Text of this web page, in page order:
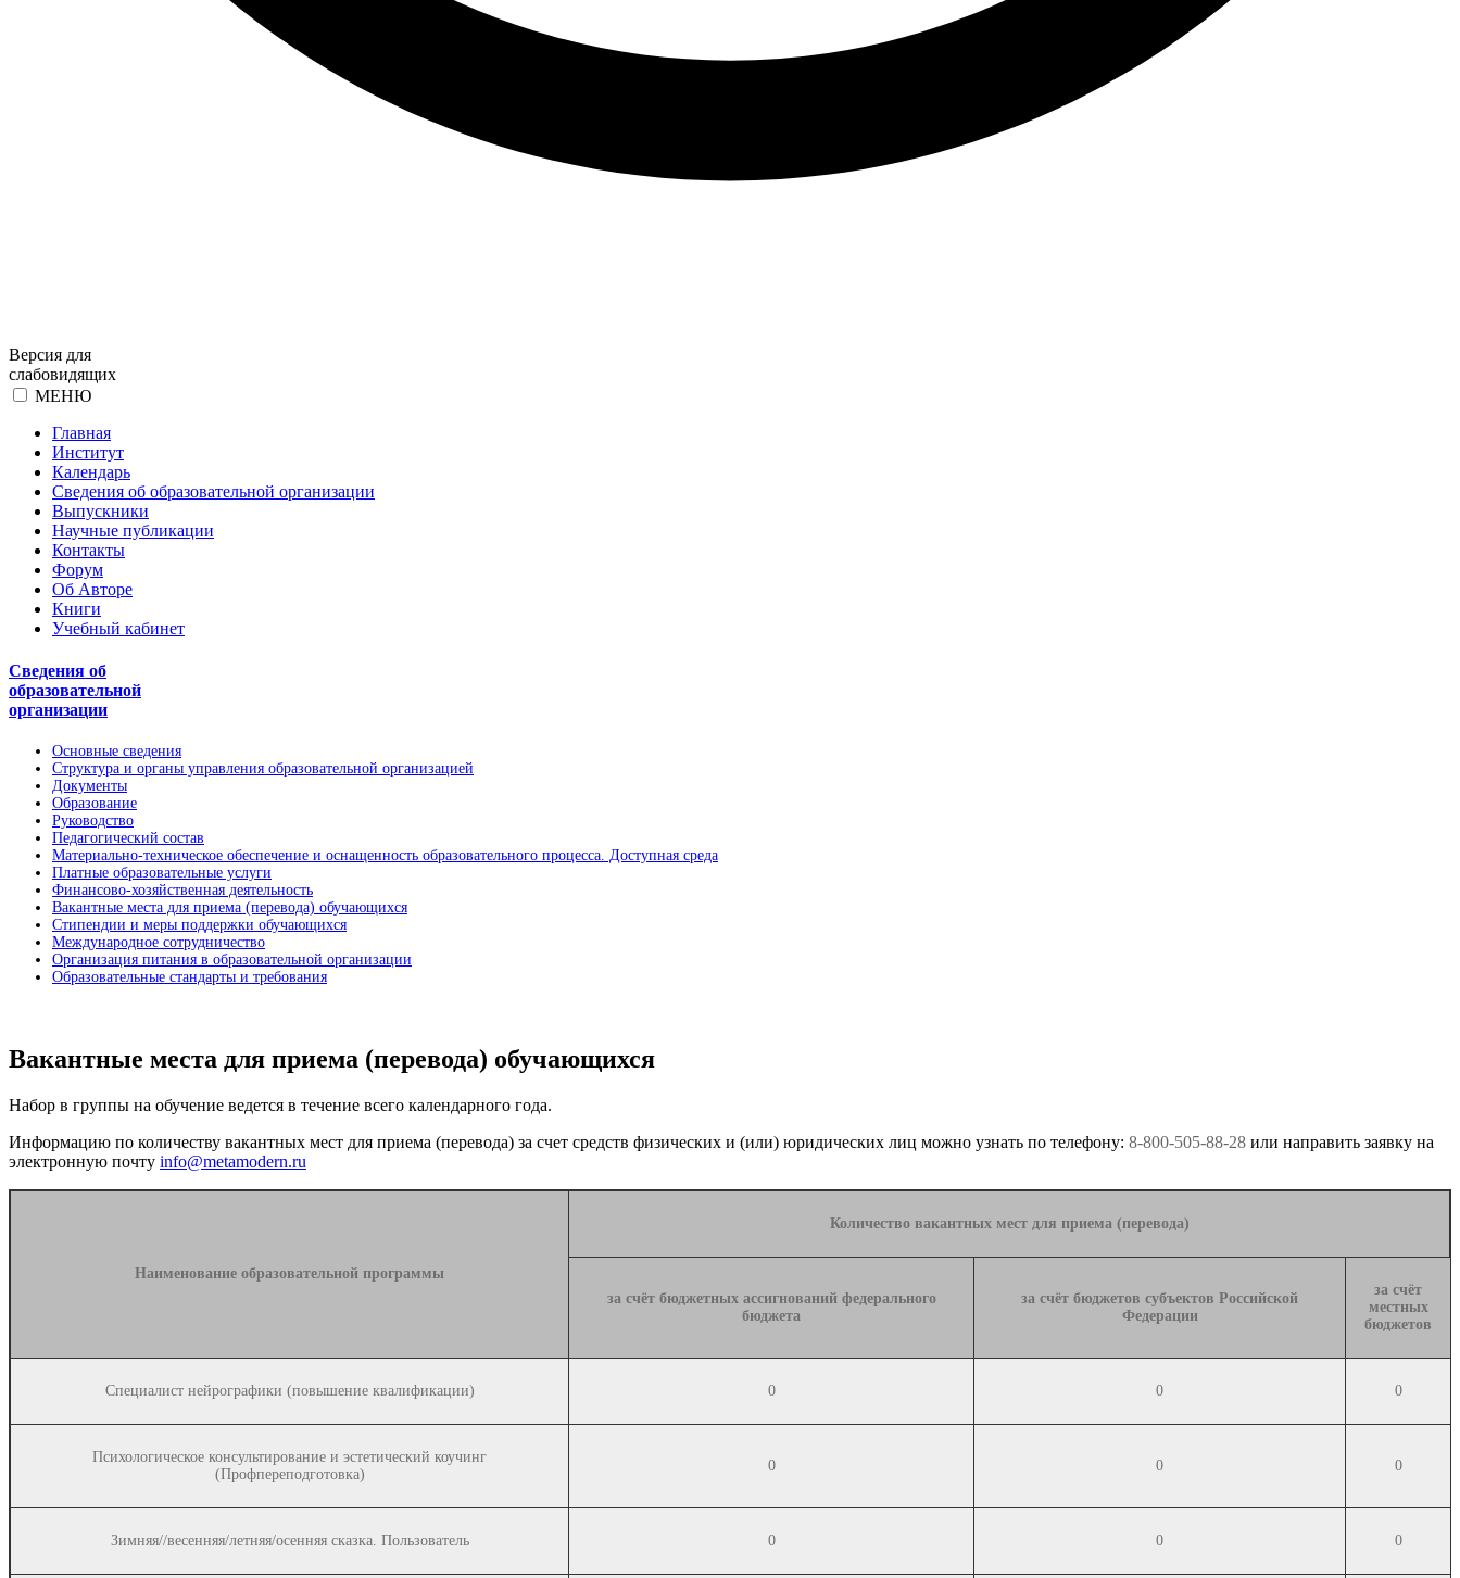
Версия для
слабовидящих
МЕНЮ
Главная
Институт
Календарь
Сведения об образовательной организации
Выпускники
Научные публикации
Контакты
Форум
Об Авторе
Книги
Учебный кабинет
Сведения об
образовательной
организации
Основные сведения
Структура и органы управления образовательной организацией
Документы
Образование
Руководство
Педагогический состав
Материально-техническое обеспечение и оснащенность образовательного процесса. Доступная среда
Платные образовательные услуги
Финансово-хозяйственная деятельность
Вакантные места для приема (перевода) обучающихся
Стипендии и меры поддержки обучающихся
Международное сотрудничество
Организация питания в образовательной организации
Образовательные стандарты и требования
Вакантные места для приема (перевода) обучающихся
Набор в группы на обучение ведется в течение всего календарного года.
Информацию по количеству вакантных мест для приема (перевода) за счет средств физических и (или) юридических лиц можно узнать по телефону: 8-800-505-88-28 или направить заявку на
электронную почту info@metamodern.ru
Наименование образовательной программы
Количество вакантных мест для приема (перевода)
за счёт бюджетных ассигнований федерального
бюджета
за счёт бюджетов субъектов Российской
Федерации
за счёт
местных
бюджетов
Специалист нейрографики (повышение квалификации) 0 0 0
Психологическое консультирование и эстетический коучинг
(Профпереподготовка)
0 0 0
Зимняя//весенняя/летняя/осенняя сказка. Пользователь 0 0 0